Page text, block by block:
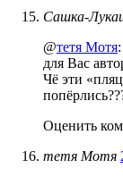
Сашка-
@тетя Мотя
для Вас
Чё эти
Оценить
тетя Мотя